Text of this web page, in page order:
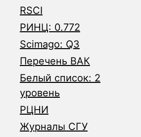
RSCI
РИНЦ: 0.772
Scimago: Q3
Перечень ВАК
Белый список: 2
уровень
РЦНИ
Журналы СГУ